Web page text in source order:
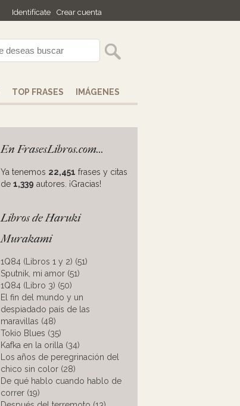
Identifícate Crear cuenta
TOP FRASES IMÁGENES
En FrasesLibros.com...
Ya tenemos 22,451 frases y citas
de 1,339 autores. ¡Gracias!
Libros de Haruki
Murakami
1Q84 (Libros 1 y 2) (51)
Sputnik, mi amor (51)
1Q84 (Libro 3) (50)
El fin del mundo y un
despiadado país de las
maravillas (48)
Tokio Blues (35)
Kafka en la orilla (34)
Los años de peregrinación del
chico sin color (28)
De qué hablo cuando hablo de
correr (19)